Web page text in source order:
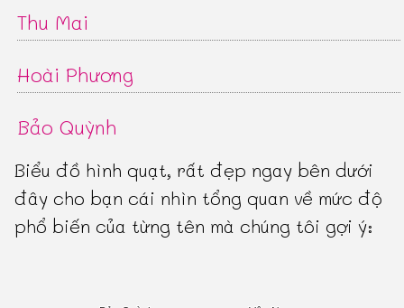
Thu Mai
Hoài Phương
Bảo Quỳnh
Biểu đồ hình quạt, rất đẹp ngay bên dưới
đây cho bạn cái nhìn tổng quan về mức độ
phổ biến của từng tên mà chúng tôi gợi ý: